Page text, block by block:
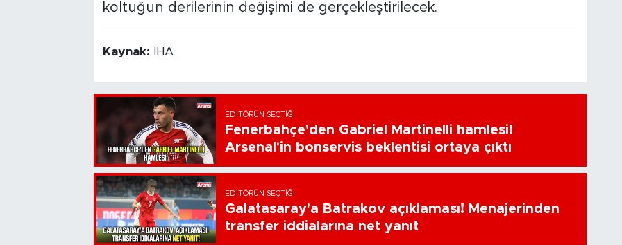
koltuğun derilerinin değişimi de gerçekleştirilecek.
Kaynak: İHA
EDITÖRÜN SEÇTIĞI
Fenerbahçe'den Gabriel Martinelli hamlesi!
Arsenal'in bonservis beklentisi ortaya çıktı
EDITÖRÜN SEÇTIĞI
Galatasaray'a Batrakov açıklaması! Menajerinden
transfer iddialarına net yanıt